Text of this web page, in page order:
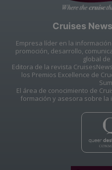
Cruises
Empresa líder en la
promoción, desarrollo,
global
Editora de la revista
los Premios Excellence de
El área de conocimiento de
formación y asesora sobre la